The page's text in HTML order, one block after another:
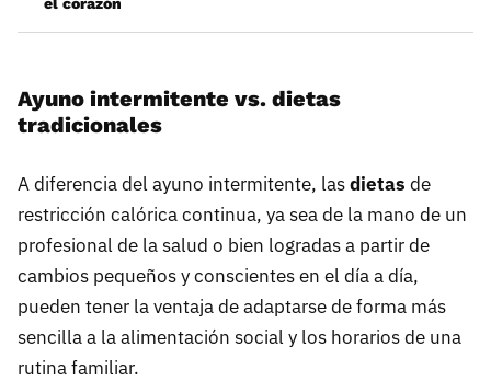
Ayuno intermitente vs. dietas
tradicionales
A diferencia del ayuno intermitente, lasdietas de
restricción calórica continua, ya sea de la mano de un
profesional de la salud o bien logradas a partir de
cambios pequeños y conscientes en el día a día,
pueden tener la ventaja de adaptarse de forma más
sencilla a la alimentación social y los horarios de una
rutina familiar.